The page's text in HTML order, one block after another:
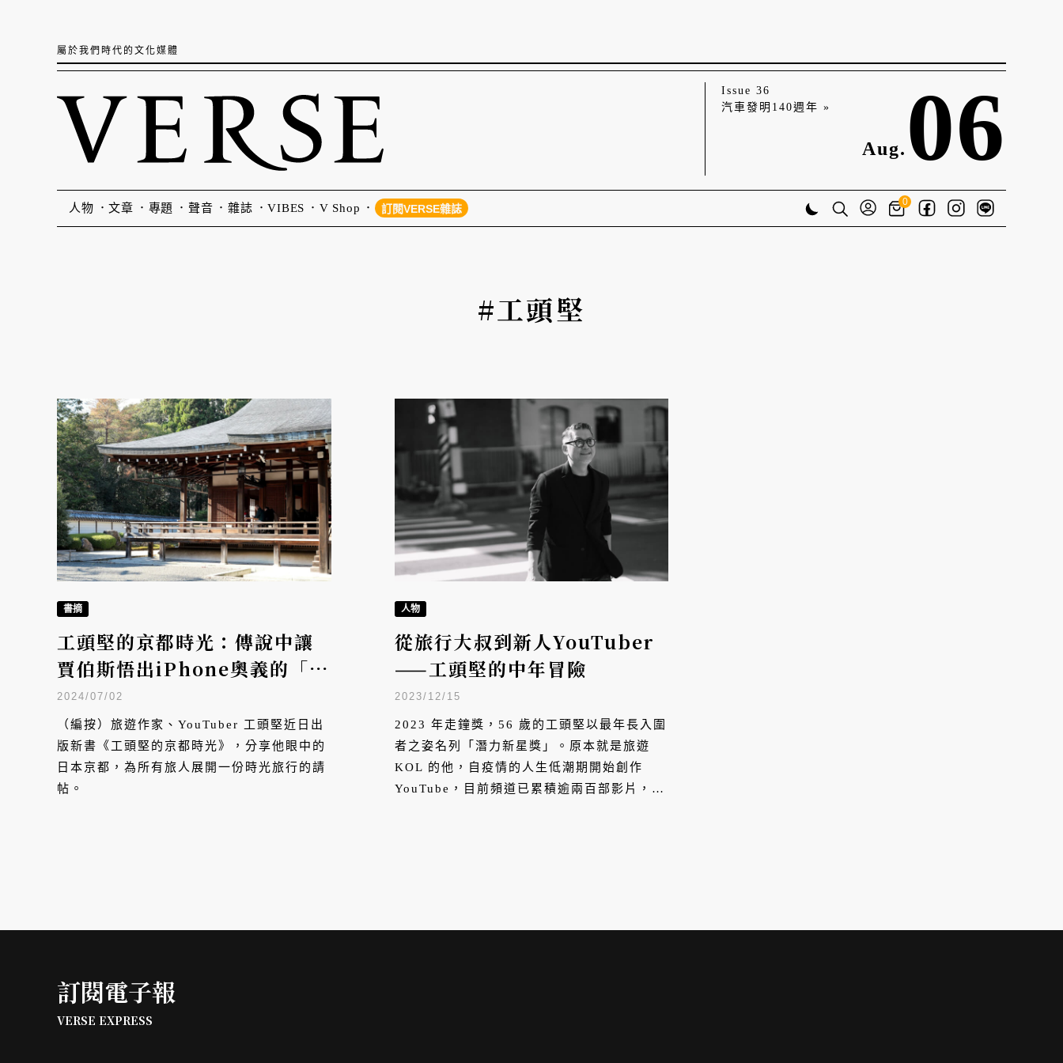
屬於我們時代的文化媒體
Issue 36
汽車發明140週年 »
Aug. 06
人物 文章 專題 聲音 雜誌 VIBES V Shop 訂閱VERSE雜誌
0
#工頭堅
書摘
工頭堅的京都時光：傳說中讓
賈伯斯悟出iPhone奧義的「西
芳寺」到底有什麼魅力？
2024/07/02
（編按）旅遊作家、YouTuber 工頭堅近日出
版新書《工頭堅的京都時光》，分享他眼中的
日本京都，為所有旅人展開一份時光旅行的請
帖。
人物
從旅行大叔到新人YouTuber
——工頭堅的中年冒險
2023/12/15
2023 年走鐘獎，56 歲的工頭堅以最年長入圍
者之姿名列「潛力新星獎」。原本就是旅遊
KOL 的他，自疫情的人生低潮期開始創作
YouTube，目前頻道已累積逾兩百部影片，近
訂閱電子報
VERSE EXPRESS